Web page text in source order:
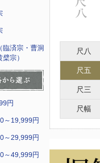
臨済宗・曹洞
宗）
円
～19,999円
～29,999円
～49,999円
尺八
尺五
尺三
尺幅